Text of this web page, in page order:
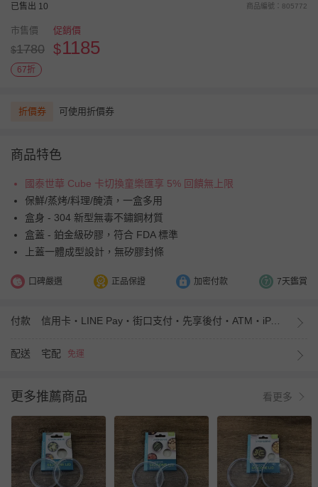
已售出 10 商品編號：805772
市售價
$1780
促銷價
$1185
67折
折價券 可使用折價券
商品特色
國泰世華 Cube 卡切換童樂匯享 5% 回饋無上限
保鮮/蒸烤/料理/醃漬，一盒多用
盒身 - 304 新型無毒不鏽鋼材質
盒蓋 - 鉑金級矽膠，符合 FDA 標準
上蓋一體成型設計，無矽膠封條
口碑嚴選 正品保證 加密付款 7天鑑賞
付款 信用卡・LINE Pay・街口支付・先享後付・ATM・iPASS MONEY
配送 宅配 免運
更多推薦商品 看更多